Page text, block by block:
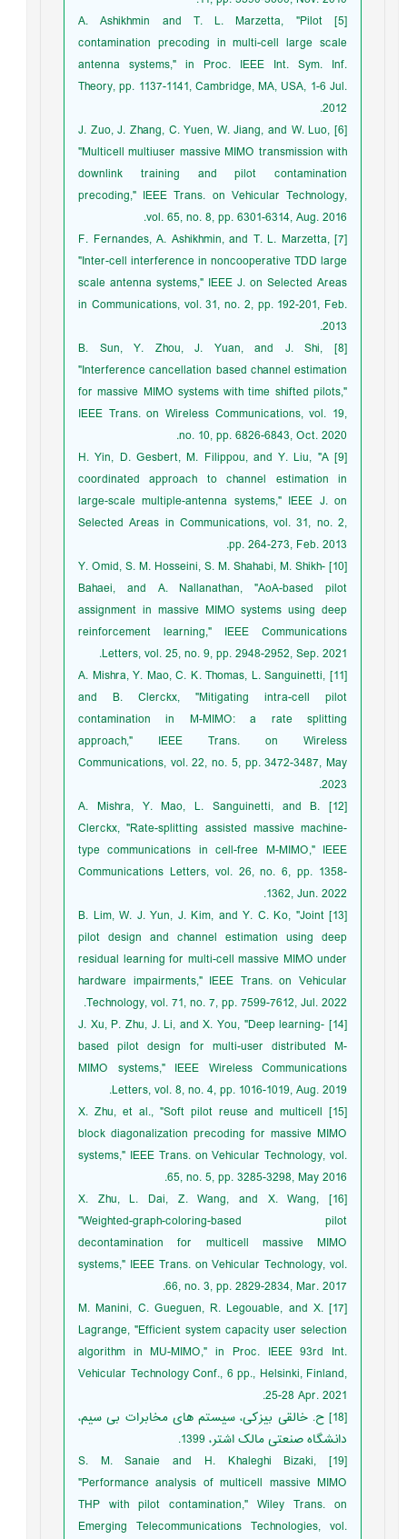
[5] A. Ashikhmin and T. L. Marzetta, "Pilot
contamination precoding in multi-cell large scale
antenna systems," in Proc. IEEE Int. Sym. Inf.
Theory, pp. 1137-1141, Cambridge, MA, USA, 1-6 Jul.
2012.
[6] J. Zuo, J. Zhang, C. Yuen, W. Jiang, and W. Luo,
"Multicell multiuser massive MIMO transmission with
downlink training and pilot contamination
precoding," IEEE Trans. on Vehicular Technology,
vol. 65, no. 8, pp. 6301-6314, Aug. 2016.
[7] F. Fernandes, A. Ashikhmin, and T. L. Marzetta,
"Inter-cell interference in noncooperative TDD large
scale antenna systems," IEEE J. on Selected Areas
in Communications, vol. 31, no. 2, pp. 192-201, Feb.
2013.
[8] B. Sun, Y. Zhou, J. Yuan, and J. Shi,
"Interference cancellation based channel estimation
for massive MIMO systems with time shifted pilots,"
IEEE Trans. on Wireless Communications, vol. 19,
no. 10, pp. 6826-6843, Oct. 2020.
[9] H. Yin, D. Gesbert, M. Filippou, and Y. Liu, "A
coordinated approach to channel estimation in
large-scale multiple-antenna systems," IEEE J. on
Selected Areas in Communications, vol. 31, no. 2,
pp. 264-273, Feb. 2013.
[10] Y. Omid, S. M. Hosseini, S. M. Shahabi, M. Shikh-
Bahaei, and A. Nallanathan, "AoA-based pilot
assignment in massive MIMO systems using deep
reinforcement learning," IEEE Communications
Letters, vol. 25, no. 9, pp. 2948-2952, Sep. 2021.
[11] A. Mishra, Y. Mao, C. K. Thomas, L. Sanguinetti,
and B. Clerckx, "Mitigating intra-cell pilot
contamination in M-MIMO: a rate splitting
approach," IEEE Trans. on Wireless
Communications, vol. 22, no. 5, pp. 3472-3487, May
2023.
[12] A. Mishra, Y. Mao, L. Sanguinetti, and B.
Clerckx, "Rate-splitting assisted massive machine-
type communications in cell-free M-MIMO," IEEE
Communications Letters, vol. 26, no. 6, pp. 1358-
1362, Jun. 2022.
[13] B. Lim, W. J. Yun, J. Kim, and Y. C. Ko, "Joint
pilot design and channel estimation using deep
residual learning for multi-cell massive MIMO under
hardware impairments," IEEE Trans. on Vehicular
Technology, vol. 71, no. 7, pp. 7599-7612, Jul. 2022.
[14] J. Xu, P. Zhu, J. Li, and X. You, "Deep learning-
based pilot design for multi-user distributed M-
MIMO systems," IEEE Wireless Communications
Letters, vol. 8, no. 4, pp. 1016-1019, Aug. 2019.
[15] X. Zhu, et al., "Soft pilot reuse and multicell
block diagonalization precoding for massive MIMO
systems," IEEE Trans. on Vehicular Technology, vol.
65, no. 5, pp. 3285-3298, May 2016.
[16] X. Zhu, L. Dai, Z. Wang, and X. Wang,
"Weighted-graph-coloring-based pilot
decontamination for multicell massive MIMO
systems," IEEE Trans. on Vehicular Technology, vol.
66, no. 3, pp. 2829-2834, Mar. 2017.
[17] M. Manini, C. Gueguen, R. Legouable, and X.
Lagrange, "Efficient system capacity user selection
algorithm in MU-MIMO," in Proc. IEEE 93rd Int.
Vehicular Technology Conf., 6 pp., Helsinki, Finland,
25-28 Apr. 2021.
[18] ح. خالقی بیزکی، سیستم های مخابرات بی سیم،
دانشگاه صنعتی مالک اشتر، 1399.
[19] S. M. Sanaie and H. Khaleghi Bizaki,
"Performance analysis of multicell massive MIMO
THP with pilot contamination," Wiley Trans. on
Emerging Telecommunications Technologies, vol.